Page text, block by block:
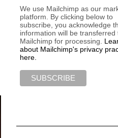
We use Mailchimp as our
platform. By clicking below to
subscribe, you acknowledge
information will be transferred
Mailchimp for processing.
about Mailchimp's privacy
here.